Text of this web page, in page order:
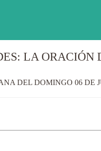
LA ORACIÓN
DEL DOMINGO 06 DE